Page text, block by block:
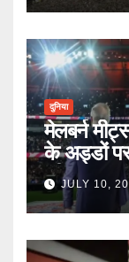
दुनिया
मेलबर्न
के अड्डों पर
की ताकत
JULY 10,